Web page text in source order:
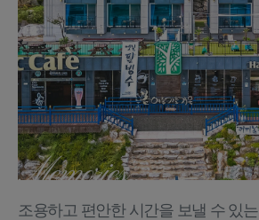
Memories...
조용하고 편안한 시간을 보낼 수 있는